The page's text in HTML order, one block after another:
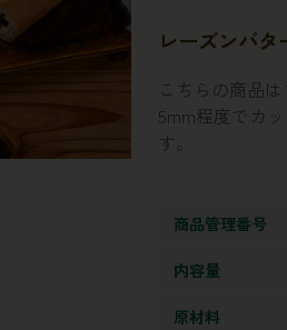
レーズンバ
こちらの商品
5mm程度でカ
す。
商品管理番号
内容量
原材料